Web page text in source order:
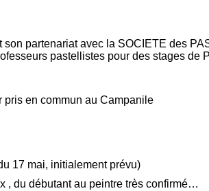
partenariat avec la SOCIETE des
pastellistes pour des stages de
pris en commun au Campanile
17 mai, initialement prévu)
, du débutant au peintre très confirmé…